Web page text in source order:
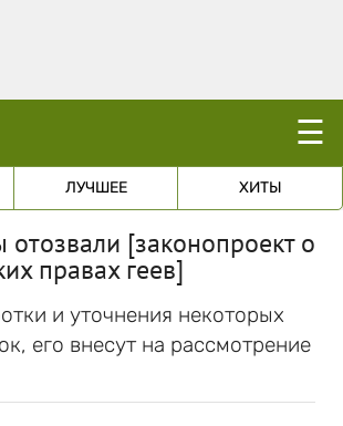
☰
ЛУЧШЕЕ ХИТЫ
отозвали [законопроект о
правах геев]
и уточнения некоторых
его внесут на рассмотрение